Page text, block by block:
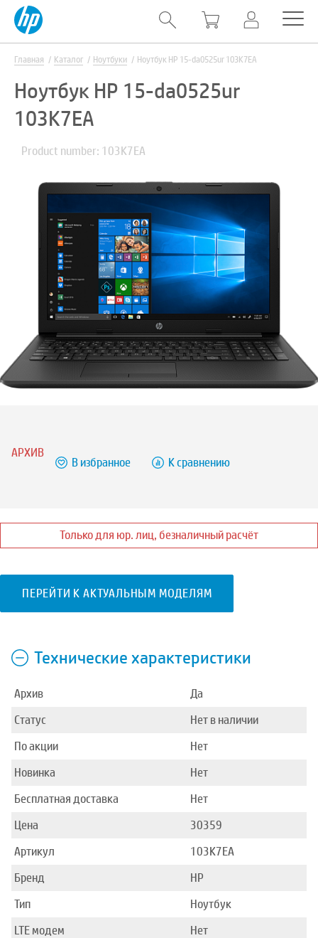
Главная Каталог Ноутбуки Ноутбук HP 15-da0525ur 103K7EA
Ноутбук HP 15-da0525ur
103K7EA
Product number: 103K7EA
АРХИВ
В избранное К сравнению
Только для юр. лиц, безналичный расчёт
ПЕРЕЙТИ К АКТУАЛЬНЫМ МОДЕЛЯМ
Технические характеристики
Архив
Да
Статус
Нет в наличии
По акции
Нет
Новинка
Нет
Бесплатная доставка
Нет
Цена
30359
Артикул
103K7EA
Бренд
HP
Тип
Ноутбук
LTE модем
Нет